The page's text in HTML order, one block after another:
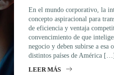
En el mundo corporativo, la
concepto aspiracional para
de eficiencia y ventaja
convencimiento de que
negocio y deben subirse a esa
distintos países de América […]
LEER MÁS